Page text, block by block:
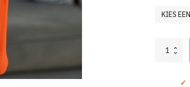
Oranje
Koningsdag
✓